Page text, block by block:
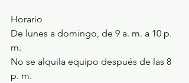
Horario
De lunes a domingo, de 9 a. m. a 10 p.
m.
No se alquila equipo después de las 8
p. m.